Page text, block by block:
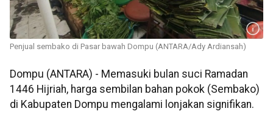
Penjual sembako di Pasar bawah Dompu (ANTARA/Ady Ardiansah)
Dompu (ANTARA) - Memasuki bulan suci Ramadan
1446 Hijriah, harga sembilan bahan pokok (Sembako)
di Kabupaten Dompu mengalami lonjakan signifikan.